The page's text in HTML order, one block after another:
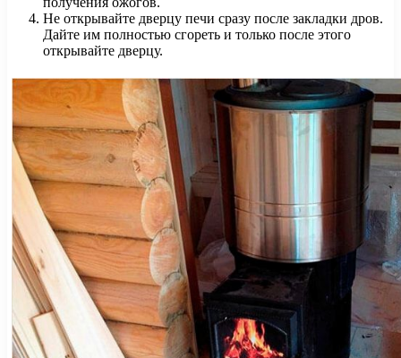
Не открывайте дверцу печи сразу после закладки дров.
Дайте им полностью сгореть и только после этого
открывайте дверцу.